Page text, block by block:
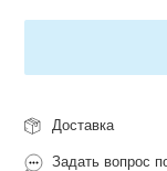
Доставка
Задать вопрос